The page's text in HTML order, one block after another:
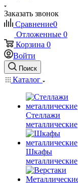
Заказать звонок
Сравнение0
Отложенные 0
Корзина 0
Войти
Поиск
Каталог
Стеллажи
металлические
Шкафы
металлические